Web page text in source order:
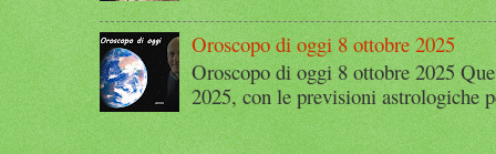
Oroscopo di oggi 8 ottobre 2025
Oroscopo di oggi 8 ottobre 2025
2025, con le previsioni astrologiche